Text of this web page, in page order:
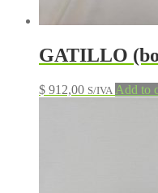
GATILLO
$ 912,00 S/IVA Add to